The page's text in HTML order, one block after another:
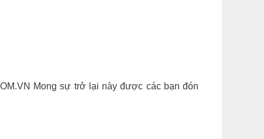
Mong sự trở lại này được các bạn đón